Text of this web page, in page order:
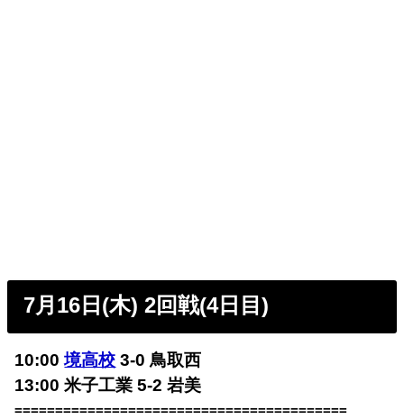
7月16日(木) 2回戦(4日目)
10:00境高校 3-0 鳥取西
13:00 米子工業 5-2 岩美
=========================================